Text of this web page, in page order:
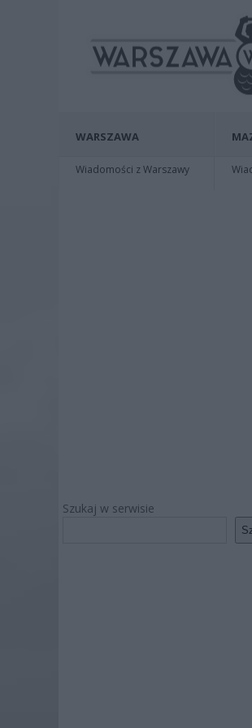
WARSZAWA
Wiadomości z Warszawy
Szukaj w serwisie